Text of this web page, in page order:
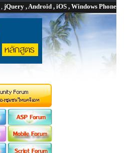
, jQuery , Android , iOS , Windows Phone